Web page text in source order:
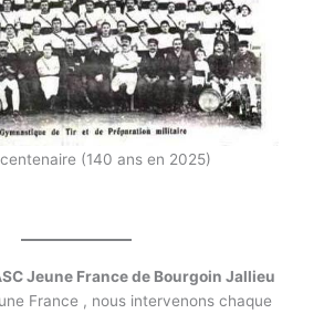
(140 ans en 2025)
Jeune France de Bourgoin Jallieu
France , nous intervenons chaque